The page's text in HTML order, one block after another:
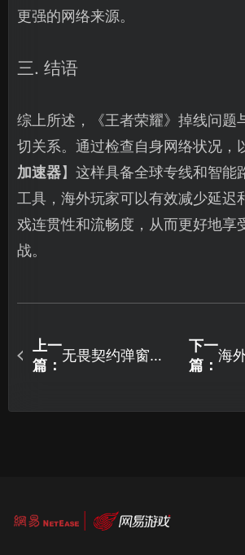
更强的网络来源。
三. 结语
综上所述，《王者荣耀》掉线问题
切关系。通过检查自身网络状况，
加速器】这样具备全球专线和智能
工具，海外玩家可以有效减少延迟
戏连贯性和流畅度，从而更好地享
战。
上一
篇：
无畏契约弹窗
网络优化推荐！
下一
篇：
海